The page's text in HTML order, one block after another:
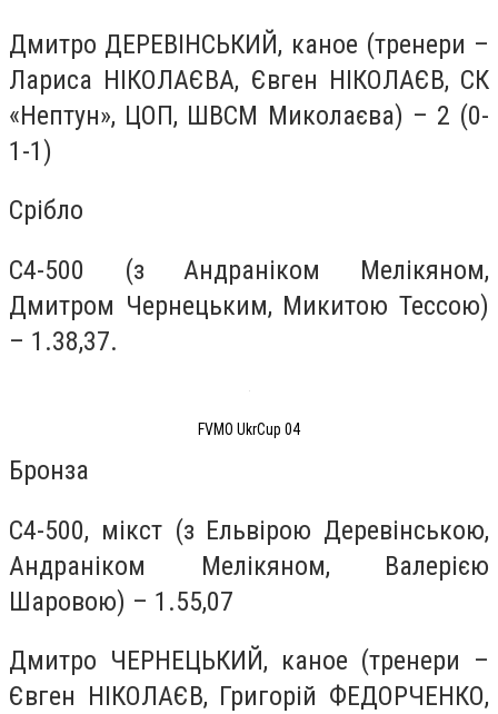
Дмитро ДЕРЕВІНСЬКИЙ, каное (тренери –
Лариса НІКОЛАЄВА, Євген НІКОЛАЄВ, СК
«Нептун», ЦОП, ШВСМ Миколаєва) – 2 (0-
1-1)
Срібло
С4-500 (з Андраніком Мелікяном,
Дмитром Чернецьким, Микитою Тессою)
– 1.38,37.
FVMO UkrCup 04
Бронза
С4-500, мікст (з Ельвірою Деревінською,
Андраніком Мелікяном, Валерією
Шаровою) – 1.55,07
Дмитро ЧЕРНЕЦЬКИЙ, каное (тренери –
Євген НІКОЛАЄВ, Григорій ФЕДОРЧЕНКО,